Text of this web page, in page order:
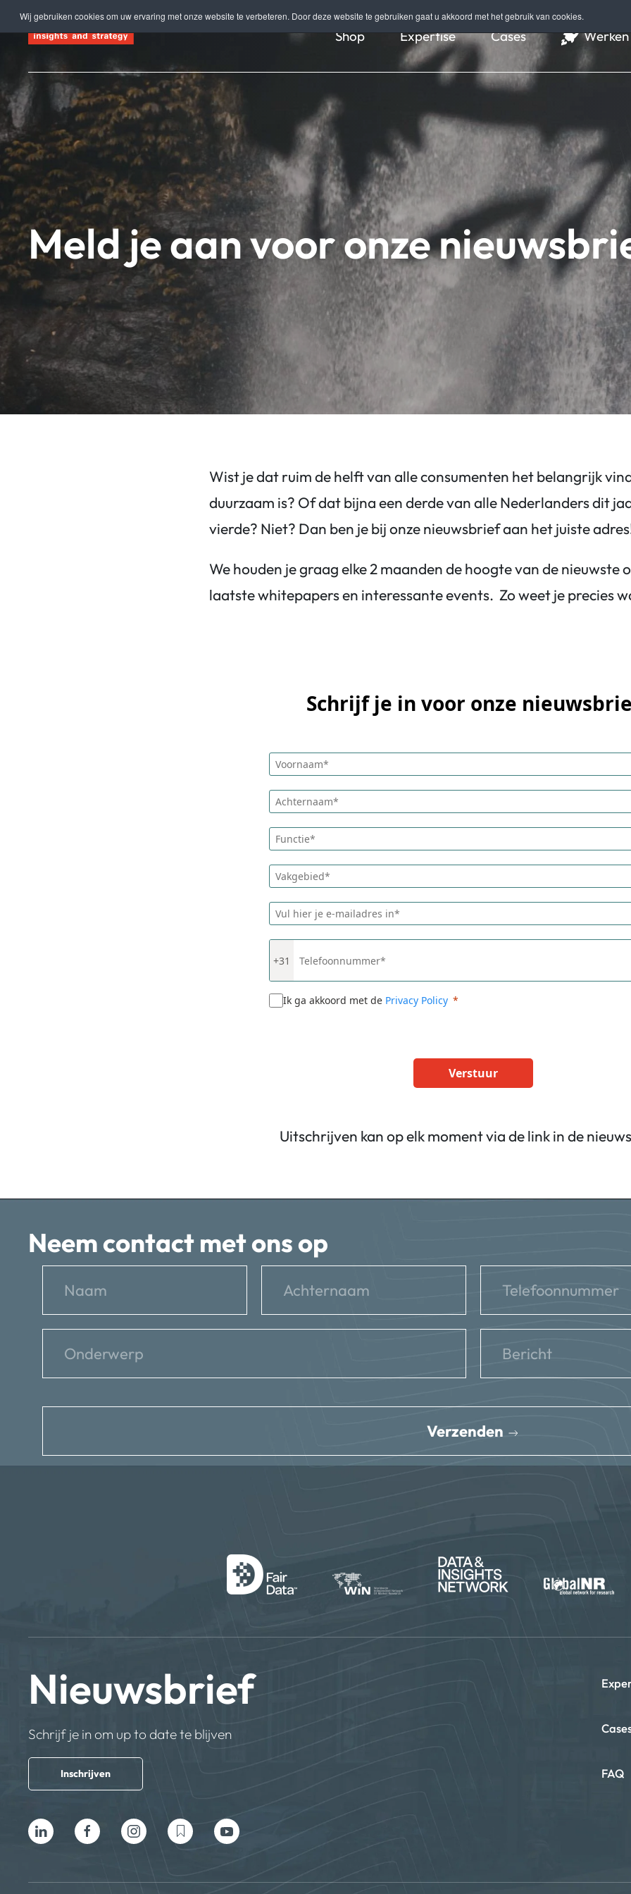
Wij gebruiken cookies om uw ervaring met onze website te verbeteren. Door deze website te gebruiken gaat u akkoord met het gebruik van cookies.
Terug naar hoofdinhoud Shop Expertise Cases
Meld je aan voor onze
Wist je dat ruim de helft van alle consumenten het belangrijk
duurzaam is? Of dat bijna een derde van alle Nederlanders dit
vierde? Niet? Dan ben je bij onze nieuwsbrief aan het juiste
We houden je graag elke 2 maanden de hoogte van de nieuwste
laatste whitepapers en interessante events. Zo weet je precies
Schrijf je in voor onze
+31
Ik ga akkoord met de Privacy Policy
Verstuur
Uitschrijven kan op elk moment via de link in de
Neem contact met ons op
reCHAPTCHA*
Verzenden
Nieuwsbrief
Schrijf je in om up to date te blijven
Inschrijven FAQ